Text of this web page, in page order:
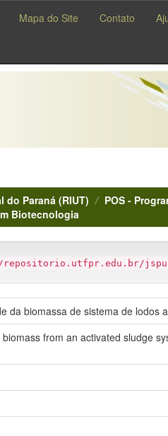
Mapa do Site Contato
Paraná (RIUT)
POS -
Biotecnologia
da biomassa de sistema de
from an activated sludge